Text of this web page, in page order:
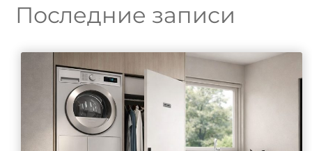
Последние записи